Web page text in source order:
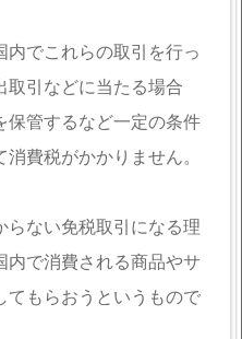
内でこれらの取引を行っ
取引などに当たる場合
保管するなど一定の条件
費税がかかりません。
らない免税取引になる理
内で消費される商品やサ
てもらおうというもので